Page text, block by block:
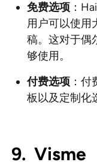
免费选项：
用户可以使用
稿。这对于偶
够使用。
付费选项：付
板以及定制化
9. Visme